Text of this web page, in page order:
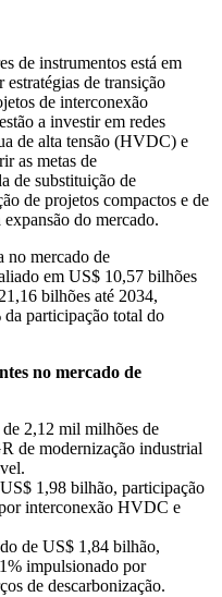
de instrumentos está em
de transição
de interconexão
a investir em redes
de alta tensão (HVDC) e
as metas de
de substituição de
de projetos compactos e de
do mercado.
no mercado de
em US$ 10,57 bilhões
bilhões até 2034,
da participação total do
no mercado de
2,12 mil milhões de
de modernização industrial
1,98 bilhão, participação
interconexão HVDC e
de US$ 1,84 bilhão,
impulsionado por
de descarbonização.